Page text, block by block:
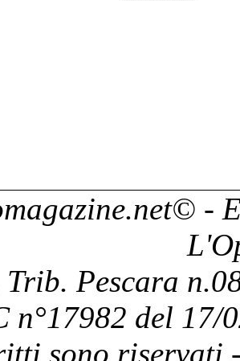
© -
Trib. Pescara
n°17982 del 17/
sono riservati